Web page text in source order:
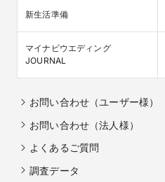
新生活準備
マイナビウエディング
JOURNAL
お問い合わせ（ユーザー様）
お問い合わせ（法人様）
よくあるご質問
調査データ